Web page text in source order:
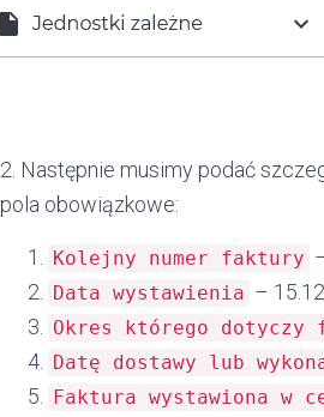
2. Następnie musimy podać
pola obowiązkowe:
Kolejny numer faktury
Data wystawienia –
Okres którego dotyczy
Datę dostawy lub
Faktura wystawiona w